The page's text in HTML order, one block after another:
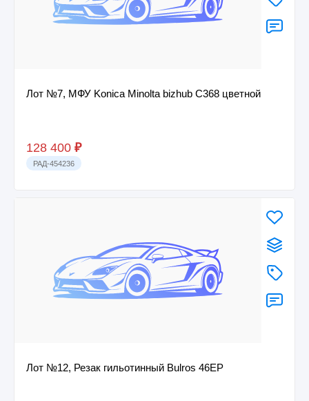
Лот №7, МФУ Konica Minolta bizhub C368 цветной
128 400 ₽
РАД-454236
Лот №12, Резак гильотинный Bulros 46EP